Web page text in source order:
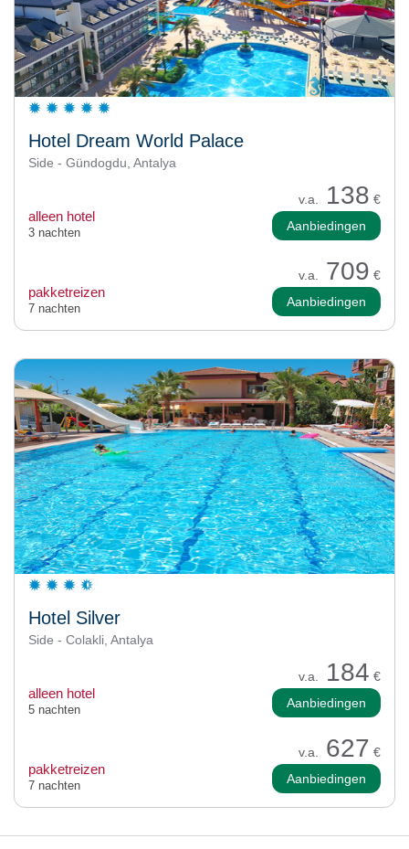
Hotel Dream World Palace
Side - Gündogdu, Antalya
v.a. 138 €
alleen hotel
3 nachten Aanbiedingen
v.a. 709 €
pakketreizen
7 nachten Aanbiedingen
Hotel Silver
Side - Colakli, Antalya
v.a. 184 €
alleen hotel
5 nachten Aanbiedingen
v.a. 627 €
pakketreizen
7 nachten Aanbiedingen